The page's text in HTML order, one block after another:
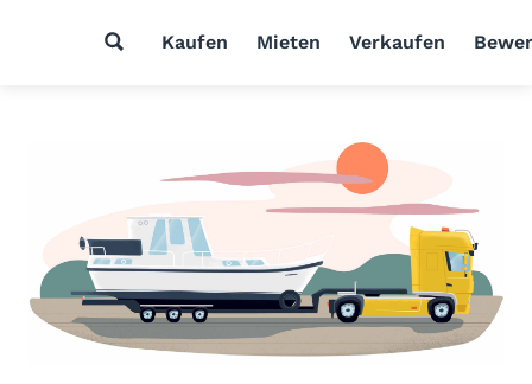
Kaufen Mieten Verkaufen